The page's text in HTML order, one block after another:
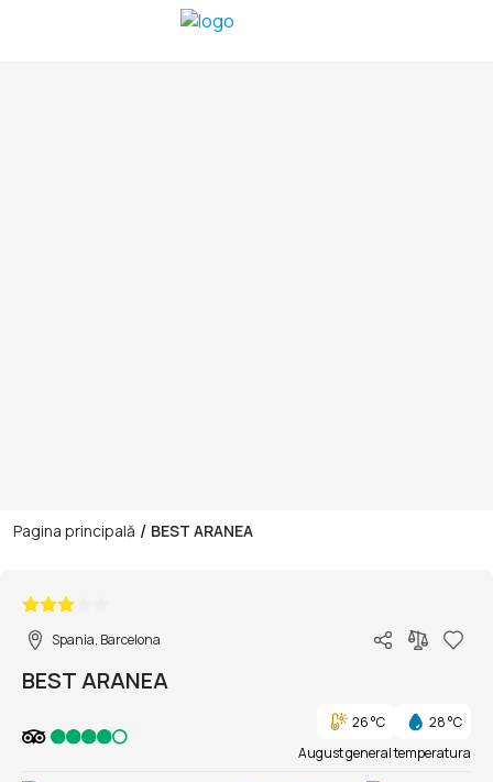
Pagina principală / BEST ARANEA
Spania, Barcelona
BEST ARANEA
26 °C
28 °C
August general temperatura